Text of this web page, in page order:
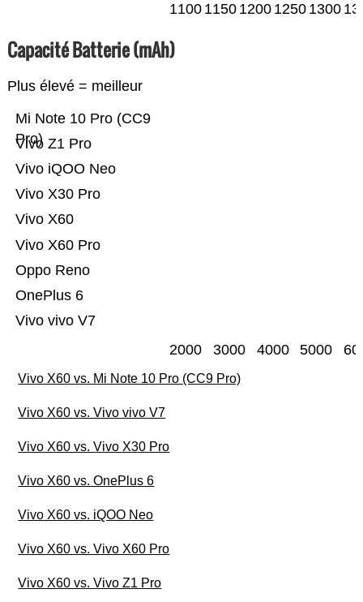
1100 1150 1200 1250 1300
Capacité Batterie (mAh)
Plus élevé = meilleur
Vivo vivo V7
OnePlus 6
Oppo Reno
Vivo X60 Pro
Vivo X60
Vivo X30 Pro
Vivo iQOO Neo
Vivo Z1 Pro
Mi Note 10 Pro (CC9
Pro)
2000 3000 4000 5000
Vivo X60 vs. Mi Note 10 Pro (CC9 Pro)
Vivo X60 vs. Vivo vivo V7
Vivo X60 vs. Vivo X30 Pro
Vivo X60 vs. OnePlus 6
Vivo X60 vs. iQOO Neo
Vivo X60 vs. Vivo X60 Pro
Vivo X60 vs. Vivo Z1 Pro